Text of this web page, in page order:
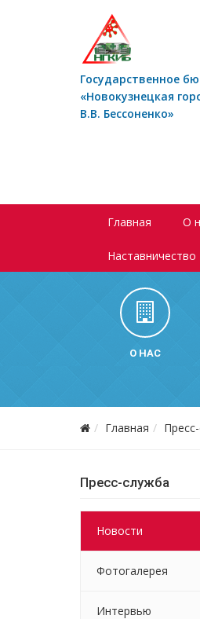
Государственное
«Новокузнецкая
В.В. Бессоненко»
Главная О
Наставничество
О НАС
Главная
Пресс-служба
Новости
Фотогалерея
Интервью